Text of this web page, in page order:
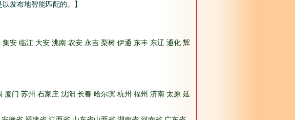
发布地智能匹配的。】
集安 临江 大安 洮南 农安 永吉 梨树 伊通 东丰 东辽 通化 辉
厦门 苏州 石家庄 沈阳 长春 哈尔滨 杭州 福州 济南 太原 延